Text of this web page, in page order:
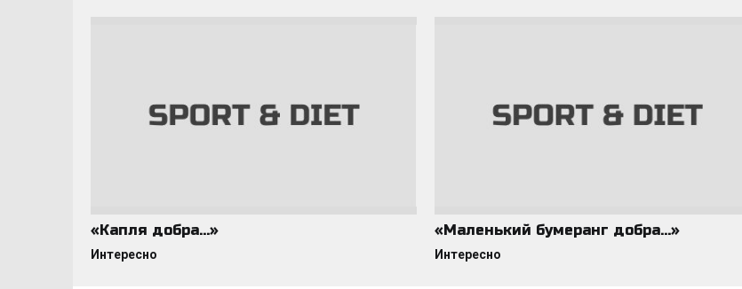
«Капля добра…»
Интересно
«Маленький бумеранг добра…»
Интересно